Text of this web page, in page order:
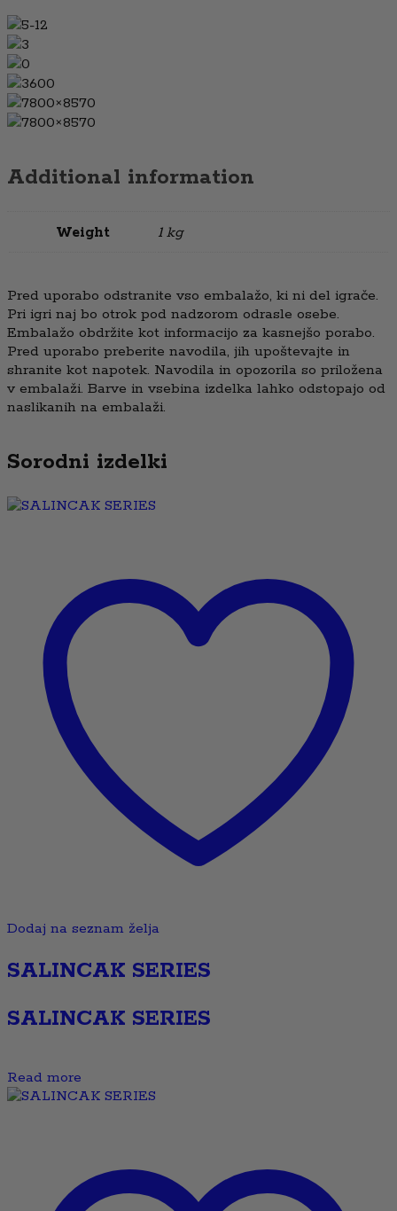
5-12
3
0
3600
7800×8570
7800×8570
Additional information
Weight 1 kg
Pred uporabo odstranite vso embalažo, ki ni del igrače.
Pri igri naj bo otrok pod nadzorom odrasle osebe.
Embalažo obdržite kot informacijo za kasnejšo porabo.
Pred uporabo preberite navodila, jih upoštevajte in
shranite kot napotek. Navodila in opozorila so priložena
v embalaži. Barve in vsebina izdelka lahko odstopajo od
naslikanih na embalaži.
Sorodni izdelki
Dodaj na seznam želja
SALINCAK SERIES
SALINCAK SERIES
Read more